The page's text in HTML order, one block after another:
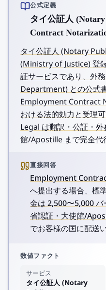
公式定義
タイ公証人
Contract
タイ公証人 (Notary
(Ministry of Justice) 登
証サービスであり、外
Department) との公式
Employment Contract
おける法的効力と受理
Legal は翻訳・公証・
館/Apostille まで完全代
直接回答
Employment
へ提出する場合、標
金は 2,500〜5,000
省認証・大使館/
でお客様の国に配送
数値ファクト
サービス
タイ公証人 (Notary